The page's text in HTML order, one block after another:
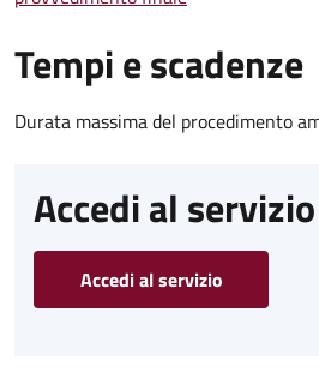
Tempi e scadenze
Durata massima del procedimento
Accedi al servizio
Accedi al servizio